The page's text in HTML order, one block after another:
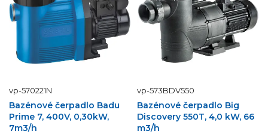
vp-570221N
Bazénové čerpadlo Badu
Prime 7, 400V, 0,30kW,
7m3/h
vp-573BDV550
Bazénové čerpadlo Big
Discovery 550T, 4,0 kW, 66
m3/h